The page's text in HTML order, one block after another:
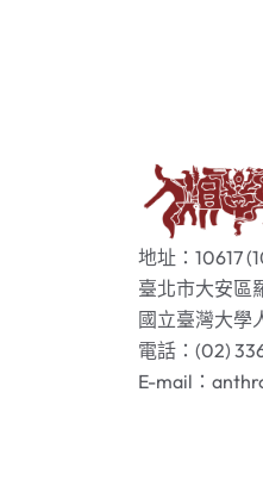
地址：10617
臺北市大安區
國立臺灣大學
電話：(02)
E-mail：